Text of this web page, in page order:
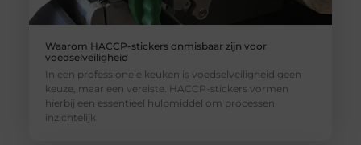
Waarom HACCP-stickers onmisbaar zijn voor
voedselveiligheid
In een professionele keuken is voedselveiligheid geen
keuze, maar een vereiste. HACCP-stickers vormen
hierbij een essentieel hulpmiddel om processen
inzichtelijk